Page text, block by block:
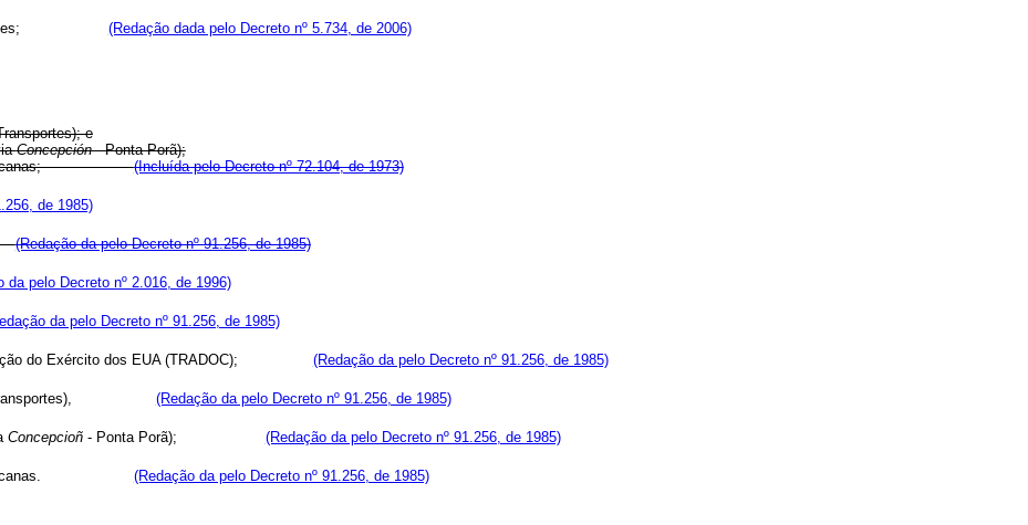
(Redação dada pelo Decreto nº 5.734, de 2006)
e
Concepción- Ponta Porã);
(Incluída pelo Decreto nº 72.104, de 1973)
de 1985)
(Redação da pelo Decreto nº 91.256, de 1985)
da pelo Decreto nº 2.016, de 1996)
da pelo Decreto nº 91.256, de 1985)
do Exército dos EUA (TRADOC); (Redação da pelo Decreto nº 91.256, de 1985)
de Transportes), (Redação da pelo Decreto nº 91.256, de 1985)
Concepcioñ- Ponta Porã); (Redação da pelo Decreto nº 91.256, de 1985)
(Redação da pelo Decreto nº 91.256, de 1985)